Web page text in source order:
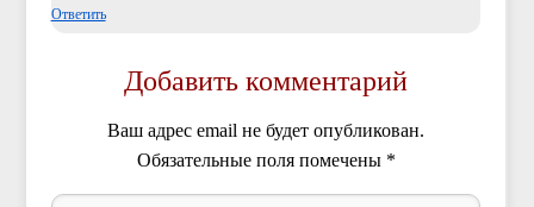
Ответить
Добавить комментарий
Ваш адрес email не будет опубликован.
Обязательные поля помечены *